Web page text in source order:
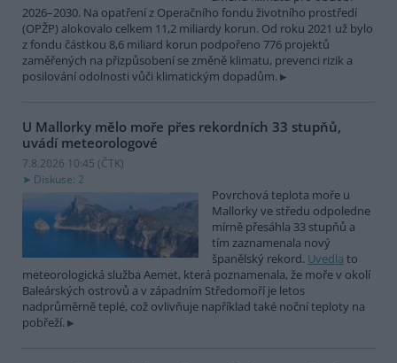
2026–2030. Na opatření z Operačního fondu životního prostředí
(OPŽP) alokovalo celkem 11,2 miliardy korun. Od roku 2021 už bylo
z fondu částkou 8,6 miliard korun podpořeno 776 projektů
zaměřených na přizpůsobení se změně klimatu, prevenci rizik a
posilování odolnosti vůči klimatickým dopadům.
U Mallorky mělo moře přes rekordních 33 stupňů,
uvádí meteorologové
7.8.2026 10:45 (ČTK)
Diskuse: 2
Povrchová teplota moře u
Mallorky ve středu odpoledne
mírně přesáhla 33 stupňů a
tím zaznamenala nový
španělský rekord. Uvedla to
meteorologická služba Aemet, která poznamenala, že moře v okolí
Baleárských ostrovů a v západním Středomoří je letos
nadprůměrně teplé, což ovlivňuje například také noční teploty na
pobřeží.